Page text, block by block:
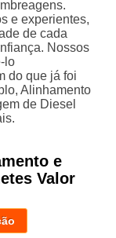
e experientes,
de cada
Nossos
lo
do que já foi
Alinhamento
de Diesel
e
Valor